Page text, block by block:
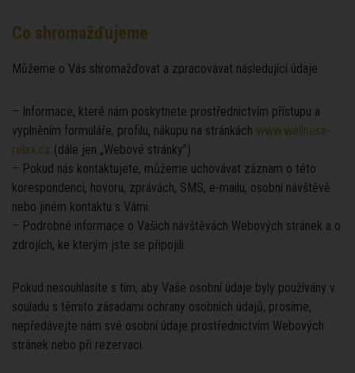
Co shromažďujeme
Můžeme o Vás shromažďovat a zpracovávat následující údaje:
– Informace, které nám poskytnete prostřednictvím přístupu a
vyplněním formuláře, profilu, nákupu na stránkách www.wellness-
relax.cz (dále jen „Webové stránky”)
– Pokud nás kontaktujete, můžeme uchovávat záznam o této
korespondenci, hovoru, zprávách, SMS, e-mailu, osobní návštěvě
nebo jiném kontaktu s Vámi.
– Podrobné informace o Vašich návštěvách Webových stránek a o
zdrojích, ke kterým jste se připojili.
Pokud nesouhlasíte s tím, aby Vaše osobní údaje byly používány v
souladu s těmito zásadami ochrany osobních údajů, prosíme,
nepředávejte nám své osobní údaje prostřednictvím Webových
stránek nebo při rezervaci.